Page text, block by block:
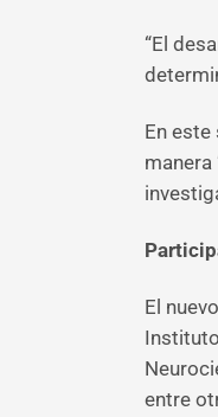
“El
En
El
entre